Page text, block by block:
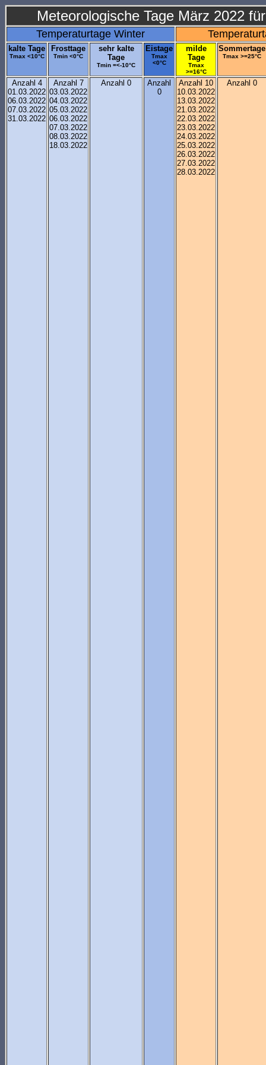
Meteorologische Tage März 2022
Temperaturtage Winter
kalte Tage
Tmax <10°C
Frosttage
Tmin <0°C
sehr kalte
Tage
Tmin =<-10°C
Eistage
Tmax
<0°C
milde
Tage
Tmax
>=16°C
Sommertage
Tmax >=25°C
Anzahl 4
01.03.2022
06.03.2022
07.03.2022
31.03.2022
Anzahl 7
03.03.2022
04.03.2022
05.03.2022
06.03.2022
07.03.2022
08.03.2022
18.03.2022
Anzahl 0
Anzahl
0
Anzahl 10
10.03.2022
13.03.2022
21.03.2022
22.03.2022
23.03.2022
24.03.2022
25.03.2022
26.03.2022
27.03.2022
28.03.2022
Anzahl 0